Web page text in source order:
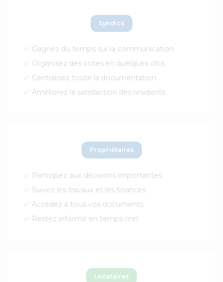
Syndics
✅ Gagnez du temps sur la communication
✅ Organisez des votes en quelques clics
✅ Centralisez toute la documentation
✅ Améliorez la satisfaction des résidents
Propriétaires
✅ Participez aux décisions importantes
✅ Suivez les travaux et les finances
✅ Accédez à tous vos documents
✅ Restez informé en temps réel
Locataires